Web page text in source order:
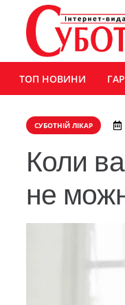
ТОП НОВИНИ
СУБОТНІЙ ЛІКАР
Коли
не